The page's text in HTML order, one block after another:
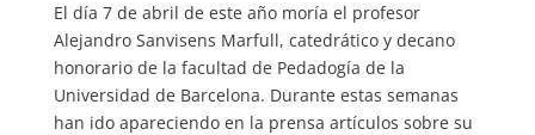
El día 7 de abril de este año moría el profesor
Alejandro Sanvisens Marfull, catedrático y decano
honorario de la facultad de Pedadogía de la
Universidad de Barcelona. Durante estas semanas
han ido apareciendo en la prensa artículos sobre su